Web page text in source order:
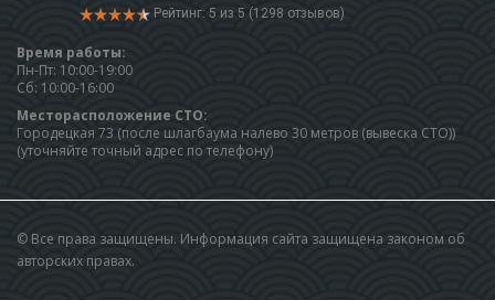
Рейтинг: 5 из 5 (1298 отзывов)
Время работы:
Пн-Пт: 10:00-19:00
Сб: 10:00-16:00
Месторасположение СТО:
Городецкая 73 (после шлагбаума налево 30 метров (вывеска СТО))
(уточняйте точный адрес по телефону)
© Все права защищены. Информация сайта защищена законом об
авторских правах.